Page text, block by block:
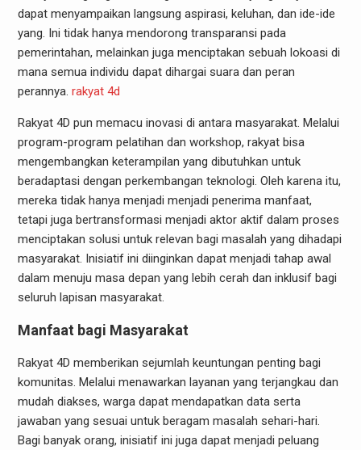
dapat menyampaikan langsung aspirasi, keluhan, dan ide-ide
yang. Ini tidak hanya mendorong transparansi pada
pemerintahan, melainkan juga menciptakan sebuah lokoasi di
mana semua individu dapat dihargai suara dan peran
perannya. rakyat 4d
Rakyat 4D pun memacu inovasi di antara masyarakat. Melalui
program-program pelatihan dan workshop, rakyat bisa
mengembangkan keterampilan yang dibutuhkan untuk
beradaptasi dengan perkembangan teknologi. Oleh karena itu,
mereka tidak hanya menjadi menjadi penerima manfaat,
tetapi juga bertransformasi menjadi aktor aktif dalam proses
menciptakan solusi untuk relevan bagi masalah yang dihadapi
masyarakat. Inisiatif ini diinginkan dapat menjadi tahap awal
dalam menuju masa depan yang lebih cerah dan inklusif bagi
seluruh lapisan masyarakat.
Manfaat bagi Masyarakat
Rakyat 4D memberikan sejumlah keuntungan penting bagi
komunitas. Melalui menawarkan layanan yang terjangkau dan
mudah diakses, warga dapat mendapatkan data serta
jawaban yang sesuai untuk beragam masalah sehari-hari.
Bagi banyak orang, inisiatif ini juga dapat menjadi peluang